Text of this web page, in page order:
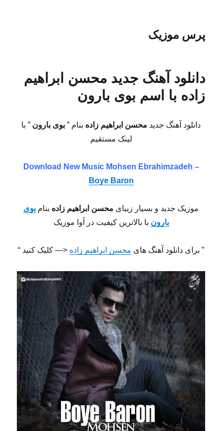
پرس موزیک
دانلود آهنگ جدید محسن ابراهیم
زاده با اسم بوی بارون
دانلود آهنگ جدید محسن ابراهیم زاده بنام ” بوی بارون ” با
لینک مستقیم
Download New MusicMohsen Ebrahimzadeh –
Boye Baron
موزیک جدید و بسیار زیبای محسن ابراهیم زاده بنام بوی
بارون با بالاترین کیفیت در آوا موزیک
” برای دانلود آهنگ های محسن ابراهیم زاده <— کلیک کنید “